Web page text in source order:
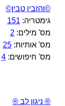
©והזבין טבין©
גימטריה: 151
מס' מילים: 2
מס' אותיות:25
מס' חיפושים:4
® ניגון לב ®